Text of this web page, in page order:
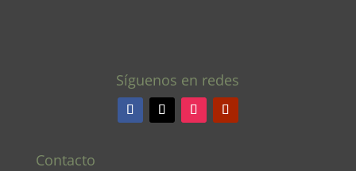
Síguenos en redes
Contacto